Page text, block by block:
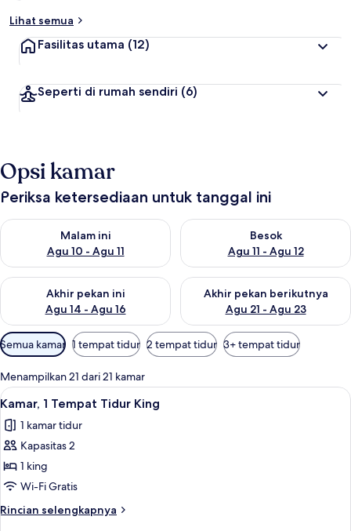
Lihat semua
Fasilitas utama (12)
Seperti di rumah sendiri (6)
Opsi kamar
Periksa ketersediaan untuk tanggal ini
Malam ini
Agu 10 - Agu 11
Periksa ketersediaan untuk malam ini Agu 10 - Agu 11
Besok
Agu 11 - Agu 12
Periksa ketersediaan untuk
Akhir pekan ini
Agu 14 - Agu 16
Periksa ketersediaan untuk akhir pekan ini Agu 14 - Agu 16
Akhir pekan berikutnya
Agu 21 - Agu 23
Periksa ketersediaan untuk
Filter
tersedia
untuk
kamar
Semua kamar 1 tempat tidur 2 tempat tidur 3+ tempat tidur
Menampilkan 21 dari 21 kamar
Lihat
semua
foto
untuk
Kamar,
1
Tempat
Tidur
Seprai premium, meja kerja, dan
4
Kamar, 1 Tempat Tidur King
1 kamar tidur
Kapasitas 2
1 king
Wi-Fi Gratis
Rincian selengkapnya
Rincian